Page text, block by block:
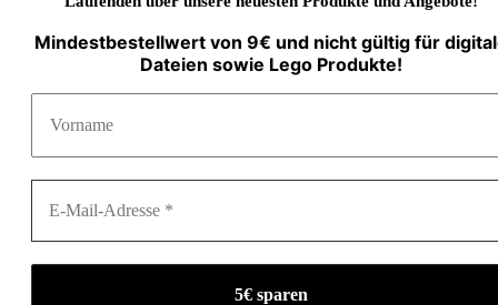
Mindestbestellwert von 9€ und nicht gültig für
Dateien sowie Lego Produkte!